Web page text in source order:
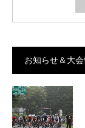
お知らせ＆大